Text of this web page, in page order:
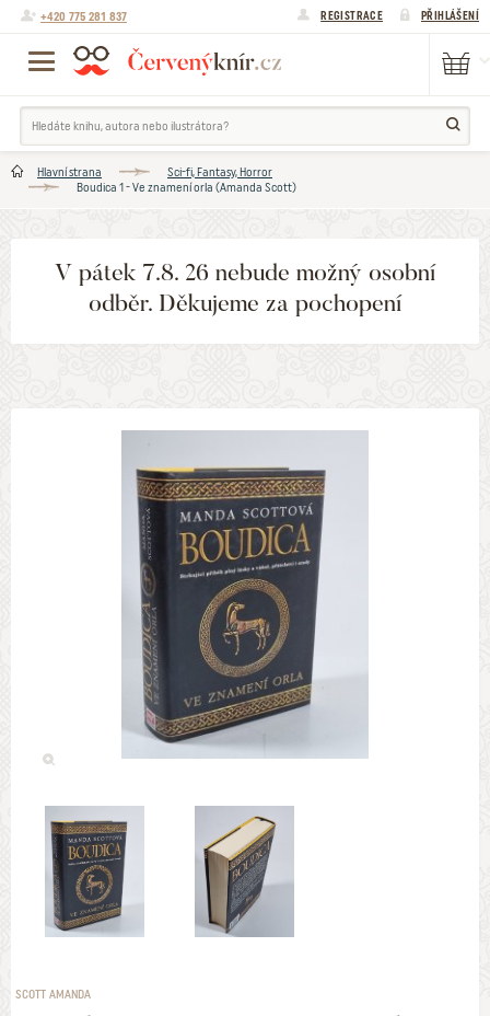
+420 775 281 837 REGISTRACE PŘIHLÁŠENÍ
Hlavní strana
Sci-fi, Fantasy, Horror
Boudica 1 - Ve znamení orla (Amanda Scott)
V pátek 7.8. 26 nebude možný osobní
odběr. Děkujeme za pochopení
SCOTT AMANDA